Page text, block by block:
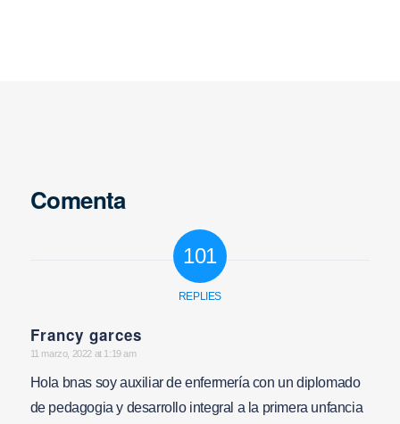
Comenta
101
REPLIES
Francy garces
says:
11 marzo, 2022 at 1:19 am
Hola bnas soy auxiliar de enfermería con un diplomado
de pedagogia y desarrollo integral a la primera unfancia